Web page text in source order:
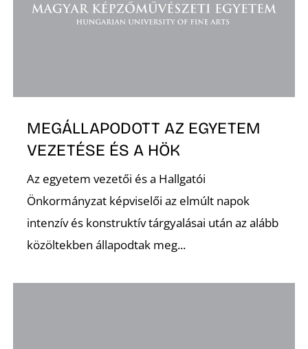
MEGÁLLAPODOTT AZ EGYETEM
VEZETÉSE ÉS A HÖK
Az egyetem vezetői és a Hallgatói
Önkormányzat képviselői az elmúlt napok
intenzív és konstruktív tárgyalásai után az alább
közöltekben állapodtak meg...